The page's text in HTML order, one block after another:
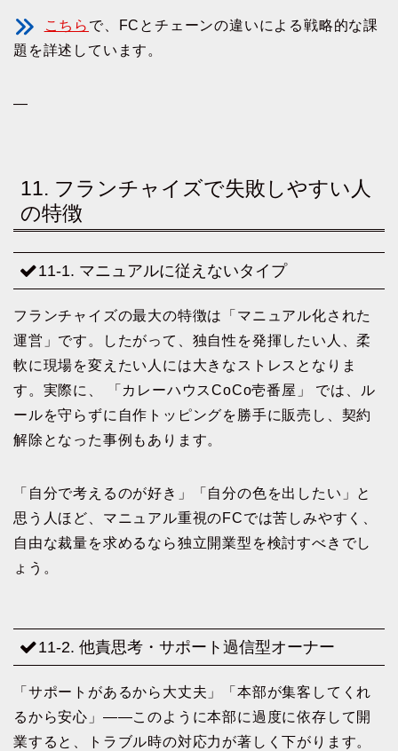
こちら で、FCとチェーンの違いによる戦略的な課
題を詳述しています。
—
11. フランチャイズで失敗しやすい人
の特徴
11-1. マニュアルに従えないタイプ
フランチャイズの最大の特徴は「マニュアル化された
運営」です。したがって、独自性を発揮したい人、柔
軟に現場を変えたい人には大きなストレスとなりま
す。実際に、 「カレーハウスCoCo壱番屋」 では、ル
ールを守らずに自作トッピングを勝手に販売し、契約
解除となった事例もあります。
「自分で考えるのが好き」「自分の色を出したい」と
思う人ほど、マニュアル重視のFCでは苦しみやすく、
自由な裁量を求めるなら独立開業型を検討すべきでし
ょう。
11-2. 他責思考・サポート過信型オーナー
「サポートがあるから大丈夫」「本部が集客してくれ
るから安心」――このように本部に過度に依存して開
業すると、トラブル時の対応力が著しく下がります。